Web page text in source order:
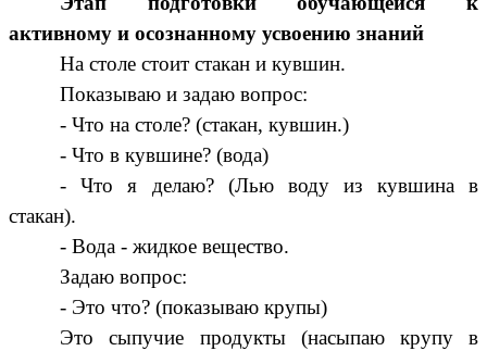
активному и осознанному усвоению знаний
На столе стоит стакан и кувшин.
Показываю и задаю вопрос:
- Что на столе? (стакан, кувшин.)
- Что в кувшине? (вода)
- Что я делаю? (Лью воду из кувшина в
стакан).
- Вода - жидкое вещество.
Задаю вопрос:
- Это что? (показываю крупы)
Это сыпучие продукты (насыпаю крупу в